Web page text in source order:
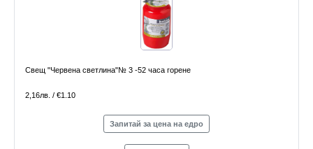
Свещ "Червена светлина"№ 3 -52 часа горене
2,16лв. / €1.10
Запитай за цена на едро